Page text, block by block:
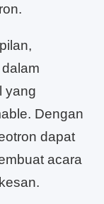
yang
Dengan
dapat
acara